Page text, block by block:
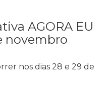
AGORA EU
novembro
nos dias 28 e 29 de